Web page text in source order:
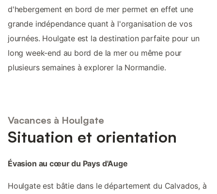
d'hebergement en bord de mer permet en effet une
grande indépendance quant à l'organisation de vos
journées. Houlgate est la destination parfaite pour un
long week-end au bord de la mer ou même pour
plusieurs semaines à explorer la Normandie.
Vacances à Houlgate
Situation et orientation
Évasion au cœur du Pays d'Auge
Houlgate est bâtie dans le département du Calvados, à